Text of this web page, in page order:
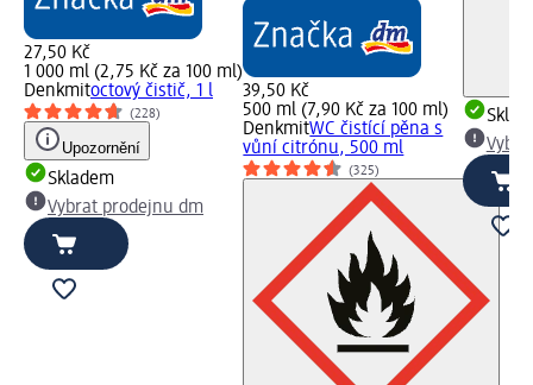
27,50 Kč
1 000 ml (2,75 Kč za 100 ml)
Denkmitoctový čistič, 1 l
(228)
Upozornění
Skladem
Vybrat prodejnu dm
39,50 Kč
500 ml (7,90 Kč za 100 ml)
DenkmitWC čistící pěna s
vůní citrónu, 500 ml
(325)